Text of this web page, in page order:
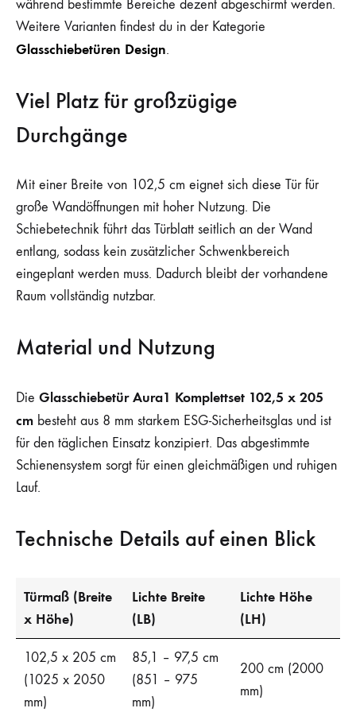
während bestimmte Bereiche dezent abgeschirmt werden.
Weitere Varianten findest du in der Kategorie
Glasschiebetüren Design.
Viel Platz für großzügige
Durchgänge
Mit einer Breite von 102,5 cm eignet sich diese Tür für
große Wandöffnungen mit hoher Nutzung. Die
Schiebetechnik führt das Türblatt seitlich an der Wand
entlang, sodass kein zusätzlicher Schwenkbereich
eingeplant werden muss. Dadurch bleibt der vorhandene
Raum vollständig nutzbar.
Material und Nutzung
Die Glasschiebetür Aura1 Komplettset 102,5 x 205
cm besteht aus 8 mm starkem ESG-Sicherheitsglas und ist
für den täglichen Einsatz konzipiert. Das abgestimmte
Schienensystem sorgt für einen gleichmäßigen und ruhigen
Lauf.
Technische Details auf einen Blick
Türmaß (Breite
x Höhe)
Lichte Breite
(LB)
Lichte Höhe
(LH)
102,5 x 205 cm
(1025 x 2050
mm)
85,1 – 97,5 cm
(851 – 975
mm)
200 cm (2000
mm)